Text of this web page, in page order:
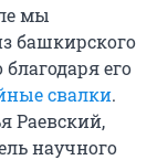
мы
башкирского
его
свалки.
Раевский,
научного